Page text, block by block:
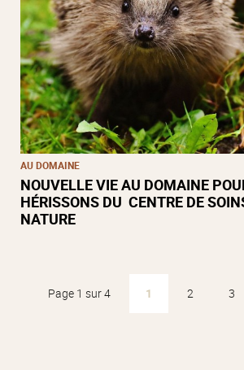
AU DOMAINE
NOUVELLE VIE AU DOMAINE
HÉRISSONS DU CENTRE DE
NATURE
Page 1 sur 4 1 2 3